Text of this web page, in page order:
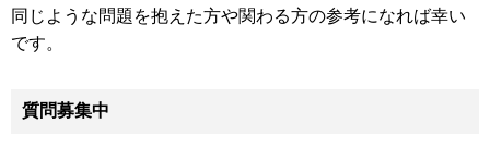
同じような問題を抱えた方や関わる方の参考になれば幸い
です。
質問募集中